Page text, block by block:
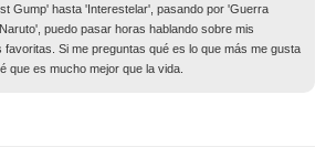
Gump' hasta 'Interestelar', pasando por 'Guerra
puedo pasar horas hablando sobre mis
favoritas. Si me preguntas qué es lo que más me gusta
que es mucho mejor que la vida.